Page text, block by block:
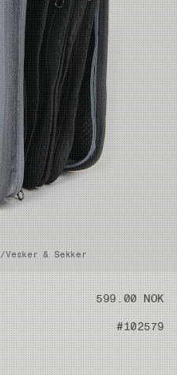
/Vesker & Sekker
599.00 NOK
#102579